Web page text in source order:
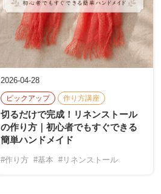
2026-04-28
ピックアップ 作り方講座
切るだけで完成！リネンストール
の作り方｜初心者でもすぐできる
簡単ハンドメイド
#作り方 #基本 #リネンストール